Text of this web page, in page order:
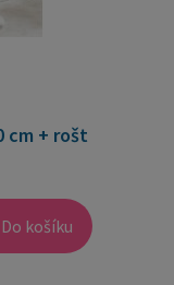
cm + rošt
Do košíku